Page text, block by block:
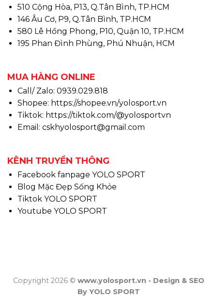
510 Cộng Hòa, P13, Q.Tân Bình, TP.HCM
146 Âu Cơ, P9, Q.Tân Bình, TP.HCM
580 Lê Hồng Phong, P10, Quận 10, TP.HCM
195 Phan Đình Phùng, Phú Nhuận, HCM
MUA HÀNG ONLINE
Call/ Zalo: 0939.029.818
Shopee: https://shopee.vn/yolosport.vn
Tiktok: https://tiktok.com/@yolosportvn
Email: cskhyolosport@gmail.com
KÊNH TRUYỀN THÔNG
Facebook fanpage YOLO SPORT
Blog Mặc Đẹp Sống Khỏe
Tiktok YOLO SPORT
Youtube YOLO SPORT
Copyright 2026 © www.yolosport.vn - Design & SEO
By YOLO SPORT